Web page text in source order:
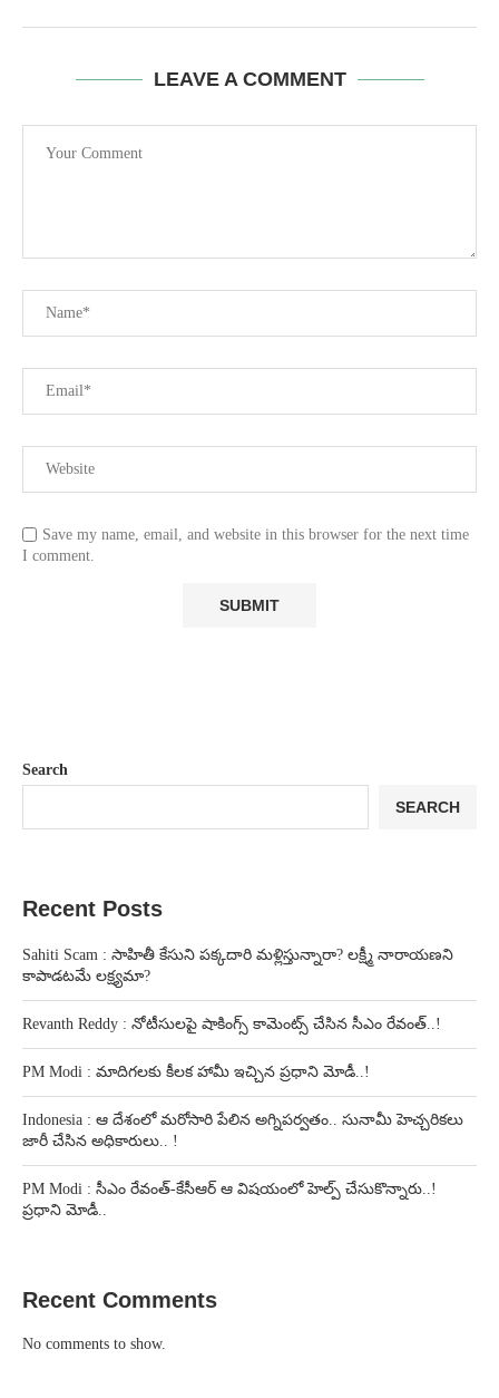
LEAVE A COMMENT
Save my name, email, and website in this browser for the next time
I comment.
Search
SEARCH
Recent Posts
Sahiti Scam : సాహితీ కేసుని పక్కదారి మళ్లిస్తున్నారా? లక్ష్మీ నారాయణని
కాపాడటమే లక్ష్యమా?
Revanth Reddy : నోటీసులపై షాకింగ్స్ కామెంట్స్ చేసిన సీఎం రేవంత్..!
PM Modi : మాదిగలకు కీలక హామీ ఇచ్చిన ప్రధాని మోడీ..!
Indonesia : ఆ దేశంలో మరోసారి పేలిన అగ్నిపర్వతం.. సునామీ హెచ్చరికలు
జారీ చేసిన అధికారులు.. !
PM Modi : సీఎం రేవంత్-కేసీఆర్ ఆ విషయంలో హెల్ప్ చేసుకొన్నారు..!
ప్రధాని మోడీ..
Recent Comments
No comments to show.